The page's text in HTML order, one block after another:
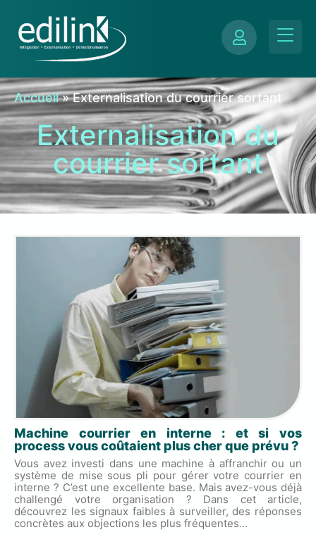
Accueil»Externalisation du courrier sortant
Externalisation du
courrier sortant
Machine courrier en interne : et si vos
process vous coûtaient plus cher que prévu ?
Vous avez investi dans une machine à affranchir ou un
système de mise sous pli pour gérer votre courrier en
interne ? C’est une excellente base. Mais avez-vous déjà
challengé votre organisation ? Dans cet article,
découvrez les signaux faibles à surveiller, des réponses
concrètes aux objections les plus fréquentes...